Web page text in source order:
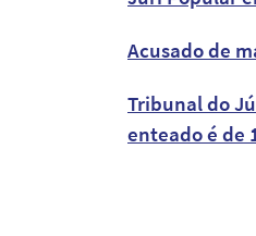
Acusado de
Tribunal do
enteado é de